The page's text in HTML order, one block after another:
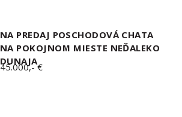
NA PREDAJ POSCHODOVÁ CHATA
NA POKOJNOM MIESTE NEĎALEKO
DUNAJA
45.000,- €